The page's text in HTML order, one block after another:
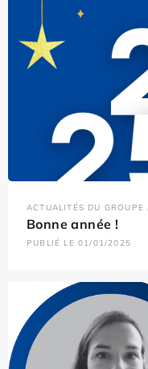
ACTUALITÉS DU
Bonne année !
PUBLIÉ LE 01/01/2025